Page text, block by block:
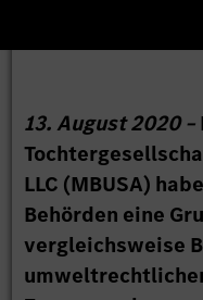
13. August 2020 –
LLC (MBUSA)
Behörden eine
vergleichsweise